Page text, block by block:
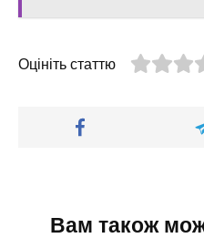
Оцініть статтю
Вам також